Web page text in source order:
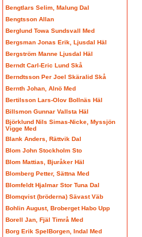
Bengtlars Selim, Malung Dal
Bengtsson Allan
Berglund Towa Sundsvall Med
Bergsman Jonas Erik, Ljusdal Häl
Bergström Manne Ljusdal Häl
Berndt Carl-Eric Lund Skå
Berndtsson Per Joel Skäralid Skå
Bernth Johan, Alnö Med
Bertilsson Lars-Olov Bollnäs Häl
Billsmon Gunnar Vallsta Häl
Björklund Nils Simas-Nicke, Myssjön
Vigge Med
Blank Anders, Rättvik Dal
Blom John Stockholm Sto
Blom Mattias, Bjuråker Häl
Blomberg Petter, Sättna Med
Blomfeldt Hjalmar Stor Tuna Dal
Blomqvist (bröderna) Sävast Väb
Bohlin August, Broberget Habo Upp
Borell Jan, Fjäl Timrå Med
Borg Erik SpelBorgen, Indal Med